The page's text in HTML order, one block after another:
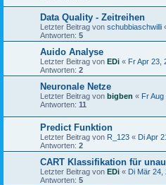
Data Quality - Zeitreihen
Letzter Beitrag von schubbiaschwilli
Antworten: 5
Auido Analyse
Letzter Beitrag von EDi « Fr Apr 23,
Antworten: 2
Neuronale Netze
Letzter Beitrag von bigben « Fr
Antworten: 11
Predict Funktion
Letzter Beitrag von R_123 « Di Apr
Antworten: 2
CART Klassifikation für
Letzter Beitrag von EDi « Di Mär 24,
Antworten: 5